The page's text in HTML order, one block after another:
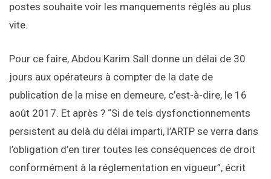
postes souhaite voir les manquements réglés au plus
vite.
Pour ce faire, Abdou Karim Sall donne un délai de 30
jours aux opérateurs à compter de la date de
publication de la mise en demeure, c’est-à-dire, le 16
août 2017. Et après ? “Si de tels dysfonctionnements
persistent au delà du délai imparti, l’ARTP se verra dans
l’obligation d’en tirer toutes les conséquences de droit
conformément à la réglementation en vigueur”, écrit